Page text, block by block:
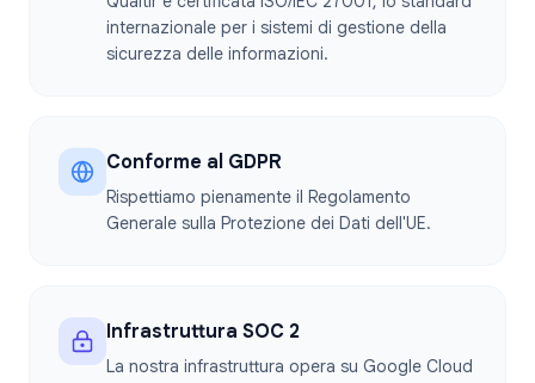
internazionale per i sistemi di gestione della
sicurezza delle informazioni.
Conforme al GDPR
Rispettiamo pienamente il Regolamento
Generale sulla Protezione dei Dati dell'UE.
Infrastruttura SOC 2
La nostra infrastruttura opera su Google Cloud